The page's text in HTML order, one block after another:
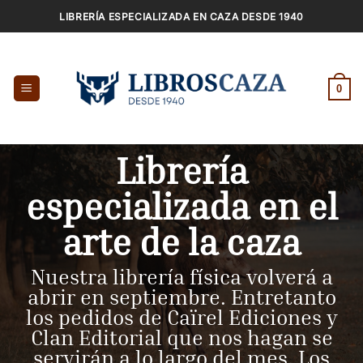
al
LIBRERÍA ESPECIALIZADA EN CAZA DESDE 1940
0
Librería
especializada en el
arte de la caza
Nuestra librería física volverá a
abrir en septiembre. Entretanto
los pedidos de Caïrel Ediciones y
Clan Editorial que nos hagan se
servirán a lo largo del mes. Los